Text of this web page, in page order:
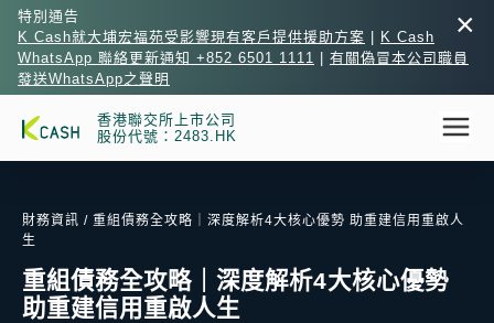
×
特別通告
K Cash就大埔宏福苑受影響現有客戶提供援助方案
K Cash
WhatsApp 聯絡更新通知 +852 6501 1111
有關偽冒本公司職員
發送WhatsApp之聲明
香港聯交所上市公司
股份代號：2483.HK
財務資訊 / 重組債務全攻略｜深度解析4大核心優勢 助重建信用重啟人
生
重組債務全攻略｜深度解析4大核心優勢
助重建信用重啟人生